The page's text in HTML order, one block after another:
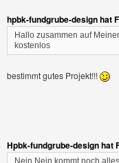
Profile anzeigen
hpbk-fundgrube-design hat
Hallo zusammen auf
kostenlos
bestimmt gutes Projekt!!!
Hpbk-fundgrube-design hat
Nein Nein kommt noch